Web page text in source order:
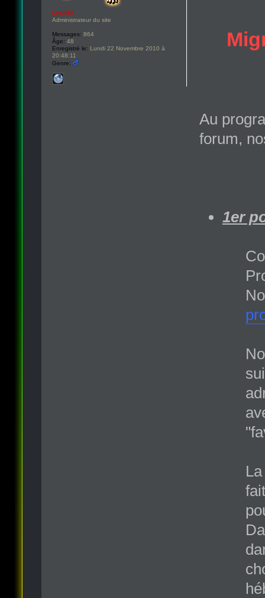
Au
forum,
1er
Lyan53
Administrateur du site
Messages: 864
Âge: 48
Enregistré le: Lundi 22 Novembre 2010 à
20:48:11
Genre: